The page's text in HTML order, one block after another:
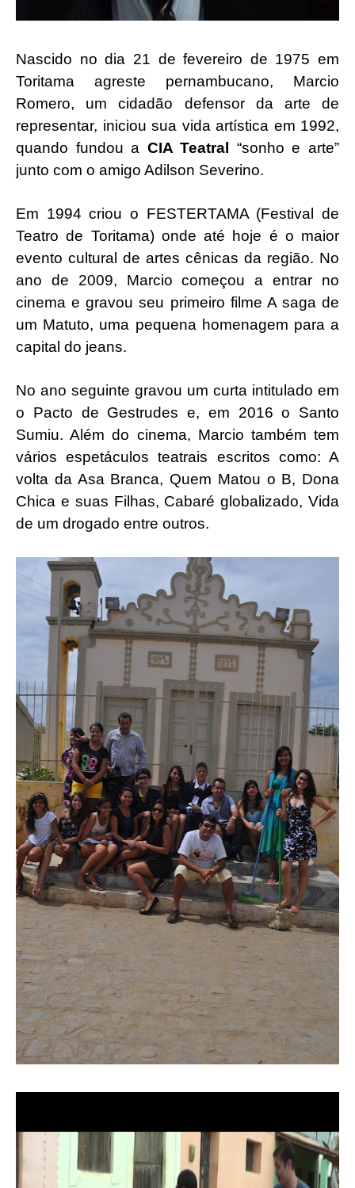
Nascido no dia 21 de fevereiro de 1975 em
Toritama agreste pernambucano, Marcio
Romero, um cidadão defensor da arte de
representar, iniciou sua vida artística em 1992,
quando fundou a CIA Teatral
“sonho e arte”
junto com o amigo Adilson Severino.
Em 1994 criou o FESTERTAMA (Festival de
Teatro de Toritama) onde até hoje é o maior
evento cultural de artes cênicas da região. No
ano de 2009, Marcio começou a entrar no
cinema e gravou seu primeiro filme A saga de
um Matuto, uma pequena homenagem para a
capital do jeans.
No ano seguinte gravou um curta intitulado em
o Pacto de Gestrudes e, em 2016 o Santo
Sumiu. Além do cinema, Marcio também tem
vários espetáculos teatrais escritos como: A
volta da Asa Branca, Quem Matou o B, Dona
Chica e suas Filhas, Cabaré globalizado, Vida
de um drogado entre outros.